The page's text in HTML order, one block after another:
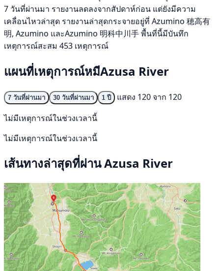
7 วันที่ผ่านมา รายงานลดลงจากสัปดาห์ก่อน แต่ยังมีความ
เคลื่อนไหวล่าสุด รายงานล่าสุดกระจายอยู่ที่ Azumino 穂高有
明, Azumino และAzumino 明科中川手 พื้นที่นี้มีบันทึก
เหตุการณ์สะสม 453 เหตุการณ์
แผนที่เหตุการณ์หมีAzusa River
7 วันที่ผ่านมา 30 วันที่ผ่านมา 1 ปี
แสดง 120 จาก 120
ไม่มีเหตุการณ์ในช่วงเวลานี้
ไม่มีเหตุการณ์ในช่วงเวลานี้
เส้นทางล่าสุดที่ผ่าน Azusa River